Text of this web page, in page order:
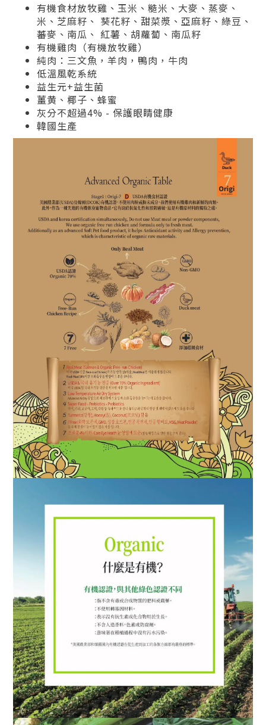
有機食材放牧雞、玉米、糙米、大麥、蒸麥、
米、芝麻籽、 葵花籽、甜菜漿、亞麻籽、綠豆、
蕃麥、南瓜、 紅薯、胡蘿蔔、南瓜籽
有機雞肉（有機放牧雞）
純肉：三文魚，羊肉，鴨肉，牛肉
低溫風乾系統
益生元+益生菌
薑黄、椰子、蜂蜜
灰分不超過4% - 保護眼睛健康
韓國生產